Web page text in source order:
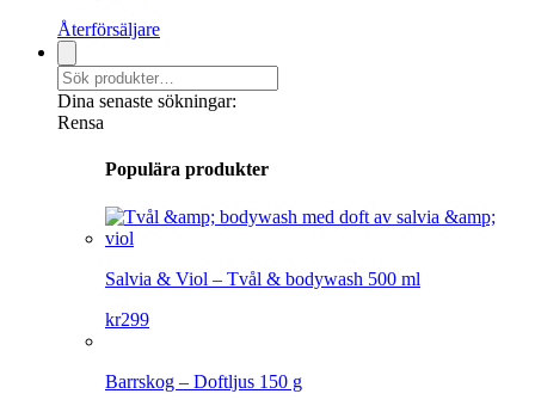
Återförsäljare
Dina senaste sökningar:
Rensa
Populära produkter
Salvia & Viol – Tvål & bodywash 500 ml
kr299
Barrskog – Doftljus 150 g